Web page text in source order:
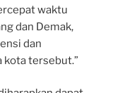
waktu
dan Demak,
dan
kota tersebut.”